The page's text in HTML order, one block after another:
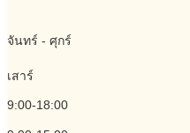
จันทร์ - ศุกร์
เสาร์
9:00-18:00